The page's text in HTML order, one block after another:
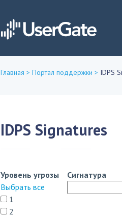
Главная > Портал поддержки > IDPS
IDPS Signatures
Уровень угрозы
Выбрать все
1
2
Сигнатура